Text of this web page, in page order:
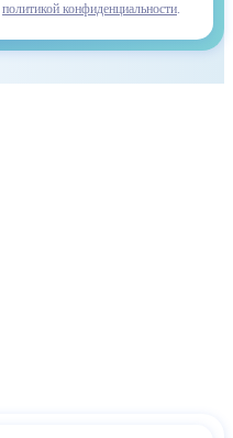
политикой конфиденциальности.